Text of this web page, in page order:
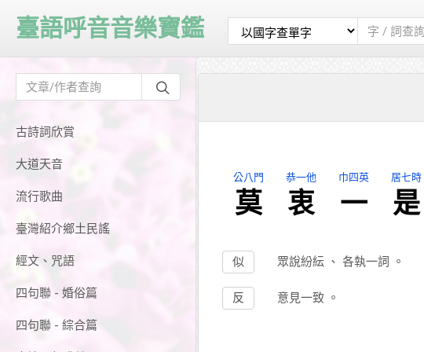
古詩詞欣賞
大道天音
流行歌曲
臺灣紹介鄉土民謠
經文、咒語
四句聯 - 婚俗篇
四句聯 - 綜合篇
臺語呼音音樂寶鑑
公八門
莫
恭一他
衷
巾四英
一
居七時
是
眾說紛紜 、 各執一詞 。
似
意見一致 。
反